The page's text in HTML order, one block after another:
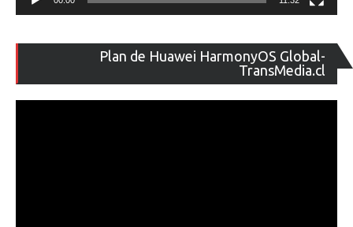
Plan de Huawei HarmonyOS Global-
TransMedia.cl
de